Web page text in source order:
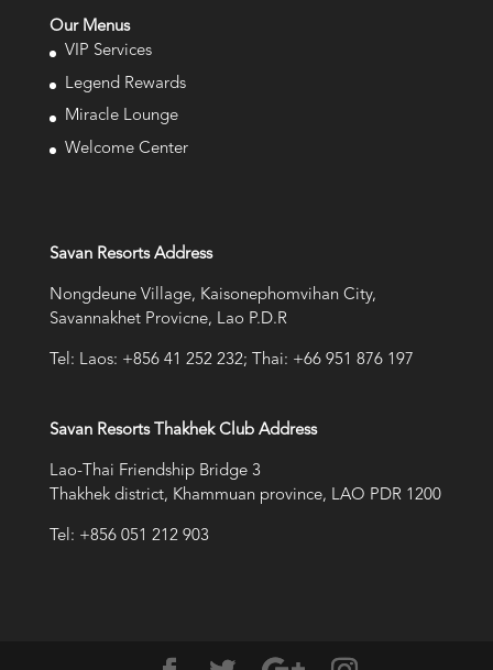
Our Menus
VIP Services
Legend Rewards
Miracle Lounge
Welcome Center
Savan Resorts Address
Nongdeune Village, Kaisonephomvihan City,
Savannakhet Provicne, Lao P.D.R
Tel: Laos: +856 41 252 232; Thai: +66 951 876 197
Savan Resorts Thakhek Club Address
Lao-Thai Friendship Bridge 3
Thakhek district, Khammuan province, LAO PDR 1200
Tel: +856 051 212 903